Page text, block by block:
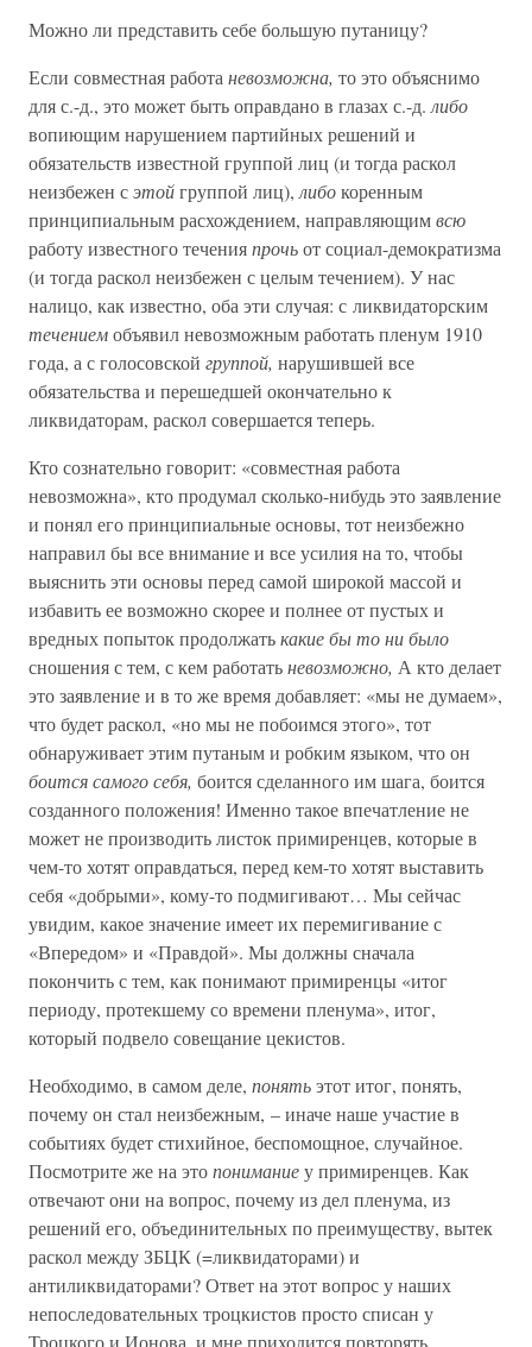
Можно ли представить себе большую путаницу?
Если совместная работа невозможна, то это объяснимо
для с.-д., это может быть оправдано в глазах с.-д. либо
вопиющим нарушением партийных решений и
обязательств известной группой лиц (и тогда раскол
неизбежен сэтойгруппой лиц), либокоренным
принципиальным расхождением, направляющимвсю
работу известного теченияпрочьот социал-демократизма
(и тогда раскол неизбежен с целым течением). У нас
налицо, как известно, оба эти случая: с ликвидаторским
течениемобъявил невозможным работать пленум 1910
года, а с голосовской группой, нарушившей все
обязательства и перешедшей окончательно к
ликвидаторам, раскол совершается теперь.
Кто сознательно говорит: «совместная работа
невозможна», кто продумал сколько-нибудь это заявление
и понял его принципиальные основы, тот неизбежно
направил бы все внимание и все усилия на то, чтобы
выяснить эти основы перед самой широкой массой и
избавить ее возможно скорее и полнее от пустых и
вредных попыток продолжатькакие бы то ни было
сношения с тем, с кем работатьневозможно, А кто делает
это заявление и в то же время добавляет: «мы не думаем»,
что будет раскол, «но мы не побоимся этого», тот
обнаруживает этим путаным и робким языком, что он
боится самого себя, боится сделанного им шага, боится
созданного положения! Именно такое впечатление не
может не производить листок примиренцев, которые в
чем-то хотят оправдаться, перед кем-то хотят выставить
себя «добрыми», кому-то подмигивают… Мы сейчас
увидим, какое значение имеет их перемигивание с
«Впередом» и «Правдой». Мы должны сначала
покончить с тем, как понимают примиренцы «итог
периоду, протекшему со времени пленума», итог,
который подвело совещание цекистов.
Необходимо, в самом деле, понятьэтот итог, понять,
почему он стал неизбежным, – иначе наше участие в
событиях будет стихийное, беспомощное, случайное.
Посмотрите же на этопониманиеу примиренцев. Как
отвечают они на вопрос, почему из дел пленума, из
решений его, объединительных по преимуществу, вытек
раскол между ЗБЦК (=ликвидаторами) и
антиликвидаторами? Ответ на этот вопрос у наших
непоследовательных троцкистов просто списан у
Троцкого и Ионова, и мне приходится повторять